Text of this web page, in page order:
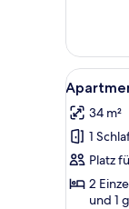
child)
1
Meerblick
(Lateral
sea
view,
2
adults
Alle
Fotos
für
1
10
34 m²
1
Platz
2
und 1